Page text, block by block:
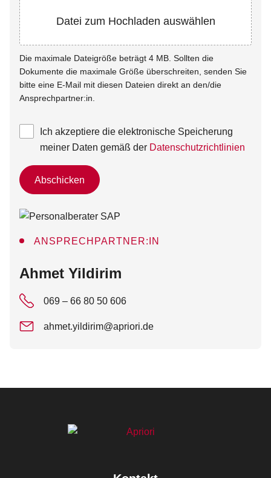
Datei zum Hochladen auswählen
Die maximale Dateigröße beträgt 4 MB. Sollten die
Dokumente die maximale Größe überschreiten, senden Sie
bitte eine E-Mail mit diesen Dateien direkt an den/die
Ansprechpartner:in.
Ich akzeptiere die elektronische Speicherung
meiner Daten gemäß der Datenschutzrichtlinien
Abschicken
ANSPRECHPARTNER:IN
:
Ahmet Yildirim
069 – 66 80 50 606
ahmet.yildirim@apriori.de